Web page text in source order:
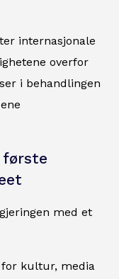
internasjonale
overfor
i behandlingen
første
med et
kultur, media